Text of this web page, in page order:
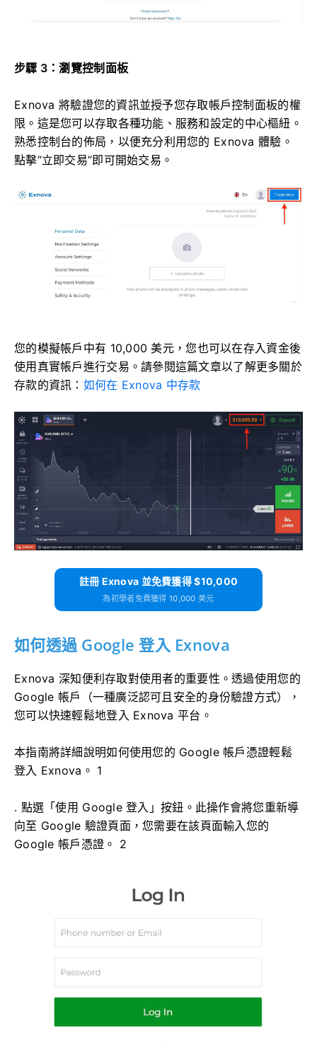
步驟 3：瀏覽控制面板
Exnova 將驗證您的資訊並授予您存取帳戶控制面板的權
限。這是您可以存取各種功能、服務和設定的中心樞紐。
熟悉控制台的佈局，以便充分利用您的 Exnova 體驗。
點擊“立即交易”即可開始交易。
您的模擬帳戶中有 10,000 美元，您也可以在存入資金後
使用真實帳戶進行交易。請參閱這篇文章以了解更多關於
存款的資訊： 如何在 Exnova 中存款
註冊 Exnova 並免費獲得 $10,000
為初學者免費獲得 10,000 美元
如何透過 Google 登入 Exnova
Exnova 深知便利存取對使用者的重要性。透過使用您的
Google 帳戶（一種廣泛認可且安全的身份驗證方式），
您可以快速輕鬆地登入 Exnova 平台。
本指南將詳細說明如何使用您的 Google 帳戶憑證輕鬆
登入 Exnova。 1
. 點選「使用 Google 登入」按鈕。此操作會將您重新導
向至 Google 驗證頁面，您需要在該頁面輸入您的
Google 帳戶憑證。 2